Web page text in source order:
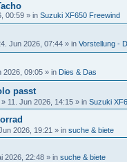
00:59 » in Suzuki XF650 Freewind
Jun 2026, 07:44 » in Vorstellung -
2026, 09:05 » in Dies & Das
passt
» 11. Jun 2026, 14:15 » in Suzuki
2026, 19:21 » in suche & biete
2026, 22:48 » in suche & biete